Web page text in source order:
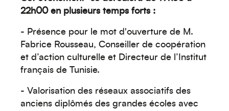
22h00 en plusieurs temps forts :
- Présence pour le mot d'ouverture de M.
Fabrice Rousseau, Conseiller de coopération
et d’action culturelle et Directeur de l’Institut
français de Tunisie.
- Valorisation des réseaux associatifs des
anciens diplômés des grandes écoles avec
Créez votre événement